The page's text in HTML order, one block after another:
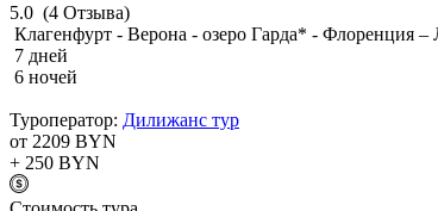
5.0 (4 Отзыва)
Клагенфурт - Верона - озеро Гарда* - Флоренция
7 дней
6 ночей
Туроператор: Дилижанс тур
от 2209 BYN
+ 250 BYN